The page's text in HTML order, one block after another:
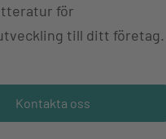
för
till ditt företag.
Kontakta oss